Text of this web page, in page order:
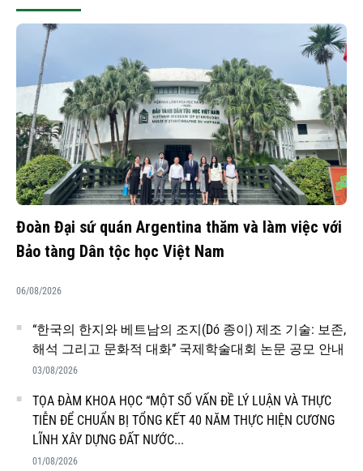
Đoàn Đại sứ quán Argentina thăm và làm việc với
Bảo tàng Dân tộc học Việt Nam
06/08/2026
“한국의 한지와 베트남의 조지(Dó 종이) 제조 기술: 보존,
해석 그리고 문화적 대화” 국제학술대회 논문 공모 안내
03/08/2026
TỌA ĐÀM KHOA HỌC “MỘT SỐ VẤN ĐỀ LÝ LUẬN VÀ THỰC
TIỄN ĐỂ CHUẨN BỊ TỔNG KẾT 40 NĂM THỰC HIỆN CƯƠNG
LĨNH XÂY DỰNG ĐẤT NƯỚC...
01/08/2026